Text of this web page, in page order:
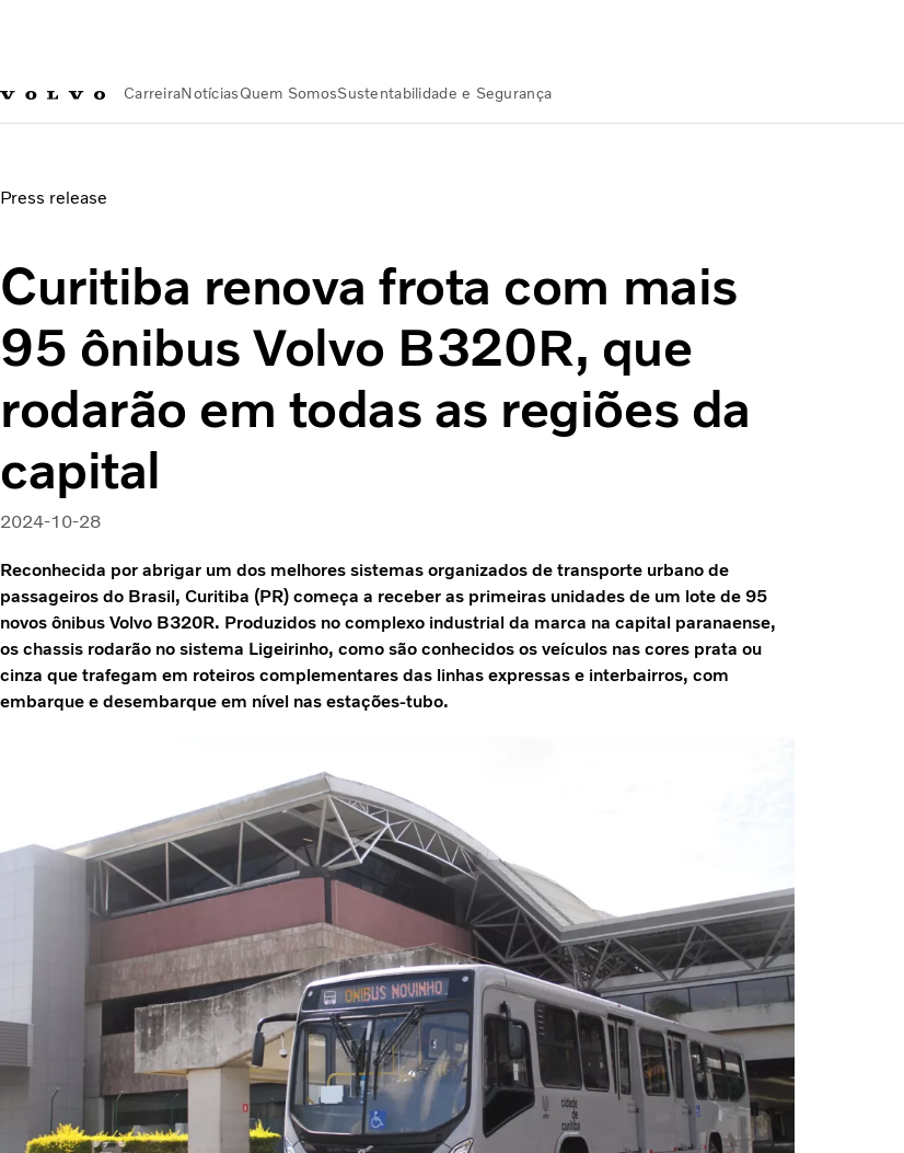
CarreiraNotíciasQuem SomosSustentabilidade e Segurança
Press release
Curitiba renova frota com mais
95 ônibus Volvo B320R, que
rodarão em todas as regiões da
capital
2024-10-28
Reconhecida por abrigar um dos melhores sistemas organizados de transporte urbano de
passageiros do Brasil, Curitiba (PR) começa a receber as primeiras unidades de um lote de 95
novos ônibus Volvo B320R. Produzidos no complexo industrial da marca na capital paranaense,
os chassis rodarão no sistema Ligeirinho, como são conhecidos os veículos nas cores prata ou
cinza que trafegam em roteiros complementares das linhas expressas e interbairros, com
embarque e desembarque em nível nas estações-tubo.